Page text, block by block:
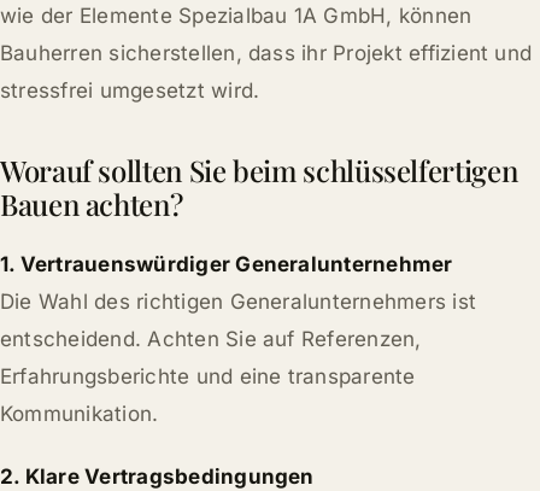
wie der Elemente Spezialbau 1A GmbH, können
Bauherren sicherstellen, dass ihr Projekt effizient und
stressfrei umgesetzt wird.
Worauf sollten Sie beim schlüsselfertigen
Bauen achten?
1. Vertrauenswürdiger Generalunternehmer
Die Wahl des richtigen Generalunternehmers ist
entscheidend. Achten Sie auf Referenzen,
Erfahrungsberichte und eine transparente
Kommunikation.
2. Klare Vertragsbedingungen